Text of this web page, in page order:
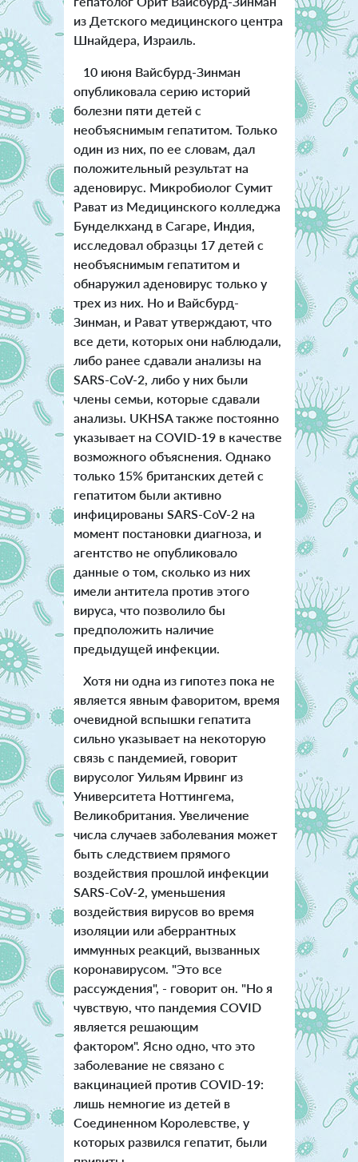
из Детского медицинского центра
Шнайдера, Израиль.
10 июня Вайсбурд-Зинман
опубликовала серию историй
болезни пяти детей с
необъяснимым гепатитом. Только
один из них, по ее словам, дал
положительный результат на
аденовирус. Микробиолог Сумит
Рават из Медицинского колледжа
Бунделкханд в Сагаре, Индия,
исследовал образцы 17 детей с
необъяснимым гепатитом и
обнаружил аденовирус только у
трех из них. Но и Вайсбурд-
Зинман, и Рават утверждают, что
все дети, которых они наблюдали,
либо ранее сдавали анализы на
SARS-CoV-2, либо у них были
члены семьи, которые сдавали
анализы. UKHSA также постоянно
указывает на COVID-19 в качестве
возможного объяснения. Однако
только 15% британских детей с
гепатитом были активно
инфицированы SARS-CoV-2 на
момент постановки диагноза, и
агентство не опубликовало
данные о том, сколько из них
имели антитела против этого
вируса, что позволило бы
предположить наличие
предыдущей инфекции.
Хотя ни одна из гипотез пока не
является явным фаворитом, время
очевидной вспышки гепатита
сильно указывает на некоторую
связь с пандемией, говорит
вирусолог Уильям Ирвинг из
Университета Ноттингема,
Великобритания. Увеличение
числа случаев заболевания может
быть следствием прямого
воздействия прошлой инфекции
SARS-CoV-2, уменьшения
воздействия вирусов во время
изоляции или аберрантных
иммунных реакций, вызванных
коронавирусом. "Это все
рассуждения", - говорит он. "Но я
чувствую, что пандемия COVID
является решающим
фактором". Ясно одно, что это
заболевание не связано с
вакцинацией против COVID-19:
лишь немногие из детей в
Соединенном Королевстве, у
которых развился гепатит, были